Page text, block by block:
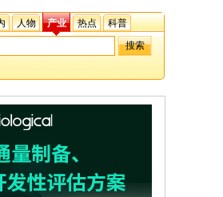
人物 产业 热点 科普